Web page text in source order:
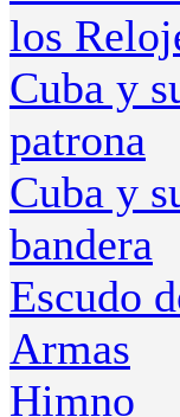
los
Cuba y
patrona
Cuba y
bandera
Escudo
Armas
Himno